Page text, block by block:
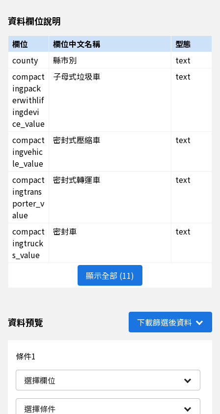
資料欄位說明
欄位 欄位中文名稱
型態
county
縣市別
text
compact
ingpack
erwithlif
ingdevi
ce_value
子母式垃圾車 text
compact
ingvehic
le_value
密封式壓縮車 text
compact
ingtrans
porter_v
alue
密封式轉運車 text
compact
ingtruck
s_value
密封車 text
顯示全部 (11)
資料預覽 下載篩選後資料
條件1
選擇欄位
選擇條件